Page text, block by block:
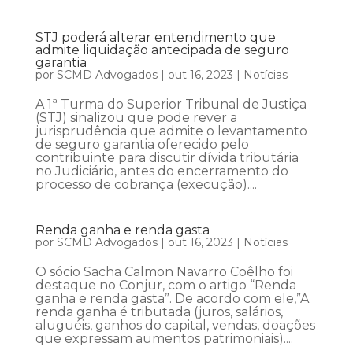
STJ poderá alterar entendimento que
admite liquidação antecipada de seguro
garantia
por SCMD Advogados| out 16, 2023 | Notícias
A 1ª Turma do Superior Tribunal de Justiça
(STJ) sinalizou que pode rever a
jurisprudência que admite o levantamento
de seguro garantia oferecido pelo
contribuinte para discutir dívida tributária
no Judiciário, antes do encerramento do
processo de cobrança (execução)....
Renda ganha e renda gasta
por SCMD Advogados| out 16, 2023 | Notícias
O sócio Sacha Calmon Navarro Coêlho foi
destaque no Conjur, com o artigo “Renda
ganha e renda gasta”. De acordo com ele,”A
renda ganha é tributada (juros, salários,
aluguéis, ganhos do capital, vendas, doações
que expressam aumentos patrimoniais)....